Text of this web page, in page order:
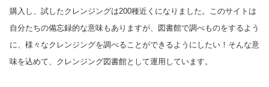
購入し、試したクレンジングは200種近くになりました。このサイトは
自分たちの備忘録的な意味もありますが、図書館で調べものをするよう
に、様々なクレンジングを調べることができるようにしたい！そんな意
味を込めて、クレンジング図書館として運用しています。